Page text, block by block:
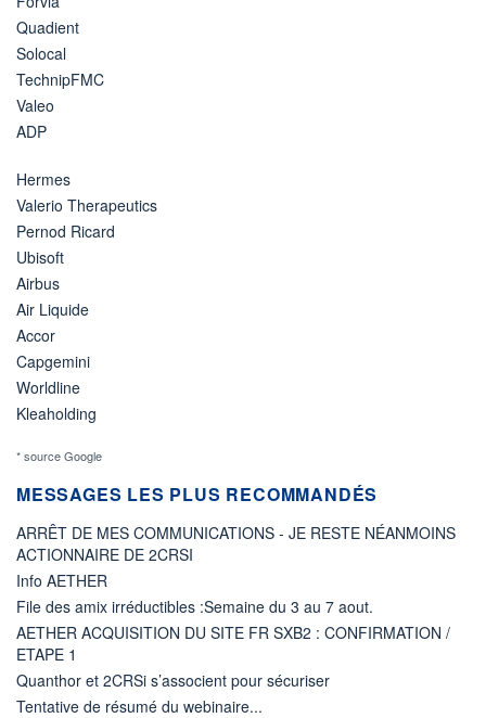
Quadient
Solocal
TechnipFMC
Valeo
ADP
Hermes
Valerio Therapeutics
Pernod Ricard
Ubisoft
Airbus
Air Liquide
Accor
Capgemini
Worldline
Kleaholding
* source Google
MESSAGES LES PLUS RECOMMANDÉS
ARRÊT DE MES COMMUNICATIONS - JE RESTE NÉANMOINS
ACTIONNAIRE DE 2CRSI
Info AETHER
File des amix irréductibles :Semaine du 3 au 7 aout.
AETHER ACQUISITION DU SITE FR SXB2 : CONFIRMATION /
ETAPE 1
Quanthor et 2CRSi s’associent pour sécuriser
Tentative de résumé du webinaire...